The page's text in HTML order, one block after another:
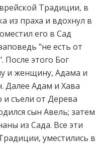
Традиции, в
из праха и вдохнул в
его в Сад
"не есть от
После этого Бог
и женщину, Адама и
Далее Адам и Хава
съели от Дерева
сын Авель; затем
из Сада. Все эти
уместились в